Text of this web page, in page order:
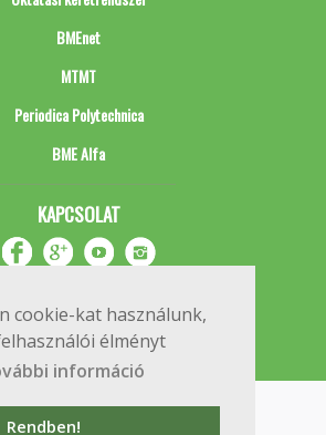
cookie-kat használunk,
élményt
információ
Rendben!
BMEnet
MTMT
Periodica Polytechnica
BME Alfa
KAPCSOLAT
© 2020 BME Építőmérnöki Kar